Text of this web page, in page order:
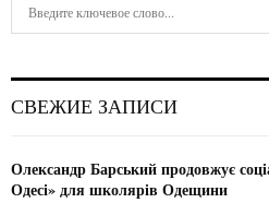
h
o
r
СВЕЖИЕ ЗАПИСИ
Олександр Барський продовжує
Одесі» для школярів Одещини